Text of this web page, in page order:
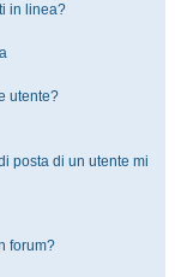
in linea?
utente?
posta di un utente mi
forum?